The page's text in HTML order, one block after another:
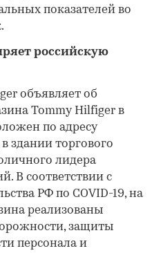
показателей во
российскую
объявляет об
Tommy Hilfiger в
по адресу
здании торгового
лидера
В соответствии с
РФ по COVID-19, на
реализованы
защиты
персонала и